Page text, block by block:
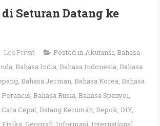
Seturan Datang ke
Les Privat Posted inAkutansi, Bahasa
, Bahasa India, Bahasa Indonesia, Bahasa
, Bahasa Jerman, Bahasa Korea, Bahasa
Perancis, Bahasa Rusia, Bahasa Spanyol,
Cara Cepat, Datang Kerumah, Depok, DIY,
Fisika Geografi Informasi International